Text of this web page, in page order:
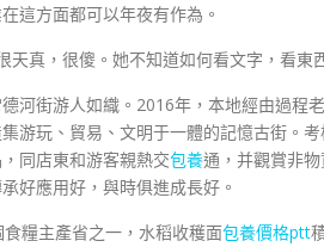
這方面都可以年夜有作為。
天真，很傻。她不知道如何看文字，看東
河街游人如織。2016年，本地經由過程
游玩、貿易、文明于一體的記憶古街。
同店東和游客親熱交包養通，并觀賞非
好應用好，與時俱進成長好。
食糧主產省之一，水稻收穫面包養價格ptt